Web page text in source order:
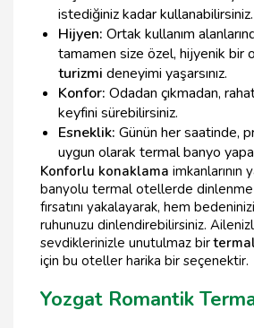
istediğiniz kadar kullanabilirsiniz.
Hijyen: Ortak kullanım
tamamen size özel, hijyenik bir
turizmi deneyimi yaşarsınız.
Konfor: Odadan çıkmadan,
keyfini sürebilirsiniz.
Esneklik: Günün her saatinde,
uygun olarak termal banyo
Konforlu konaklama imkanlarının
banyolu termal otellerde
fırsatını yakalayarak, hem
ruhunuzu dinlendirebilirsiniz.
sevdiklerinizle unutulmaz bir
için bu oteller harika bir seçenektir.
Yozgat Romantik